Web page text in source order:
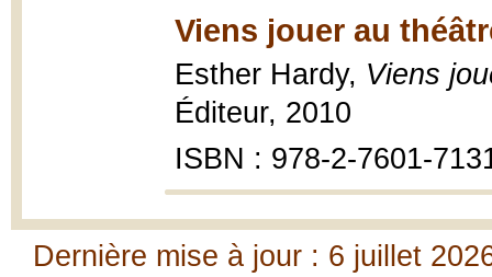
Viens jouer au
Esther Hardy, Viens
Éditeur, 2010
ISBN : 978-2-7601-
Dernière mise à jour : 6 juillet